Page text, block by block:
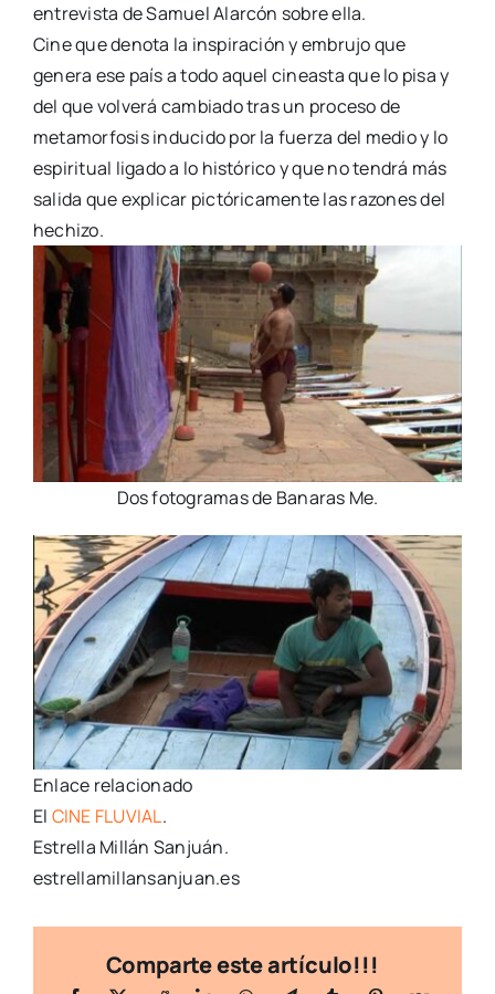
entrevista de Samuel Alarcón sobre ella.
Cine que denota la inspiración y embrujo que
genera ese país a todo aquel cineasta que lo pisa y
del que volverá cambiado tras un proceso de
metamorfosis inducido por la fuerza del medio y lo
espiritual ligado a lo histórico y que no tendrá más
salida que explicar pictóricamente las razones del
hechizo.
Dos fotogramas de Banaras Me.
Enlace relacionado
El CINE FLUVIAL.
Estrella Millán Sanjuán.
estrellamillansanjuan.es
Comparte este artículo!!!